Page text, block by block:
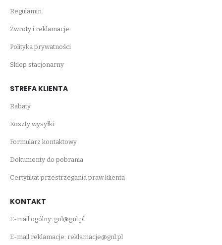
Regulamin
Zwroty i reklamacje
Polityka prywatności
Sklep stacjonarny
STREFA KLIENTA
Rabaty
Koszty wysyłki
Formularz kontaktowy
Dokumenty do pobrania
Certyfikat przestrzegania praw klienta
KONTAKT
E-mail ogólny: gnl@gnl.pl
E-mail reklamacje: reklamacje@gnl.pl